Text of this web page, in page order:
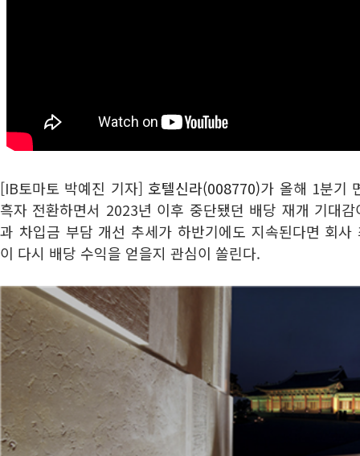
[IB토마토 박예진 기자] 호텔신라(008770)가 올해 1분기
흑자 전환하면서 2023년 이후 중단됐던 배당 재개 기대
과 차입금 부담 개선 추세가 하반기에도 지속된다면 회
이 다시 배당 수익을 얻을지 관심이 쏠린다.